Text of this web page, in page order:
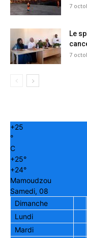
7
Le
7
+25
°
C
+25°
+24°
Mamoudzou
Samedi, 08
Dimanche
Lundi
Mardi